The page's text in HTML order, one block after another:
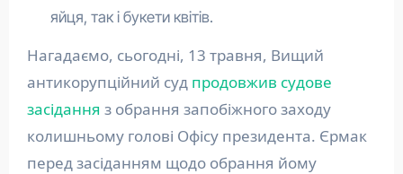
яйця, так і букети квітів.
Нагадаємо, сьогодні, 13 травня, Вищий
антикорупційний суд продовжив судове
засідання з обрання запобіжного заходу
колишньому голові Офісу президента. Єрмак
перед засіданням щодо обрання йому